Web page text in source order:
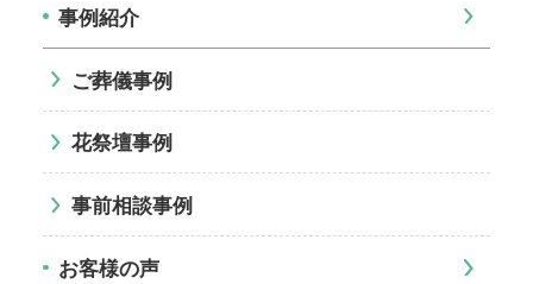
事例紹介
ご葬儀事例
花祭壇事例
事前相談事例
お客様の声